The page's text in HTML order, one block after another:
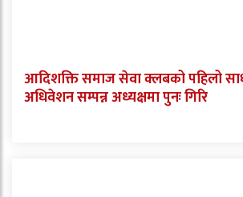
आदिशक्ति समाज सेवा क्लबको पहिलो
अधिवेशन सम्पन्न अध्यक्षमा पुनः गिरि